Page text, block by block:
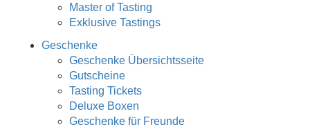
Master of Tasting
Exklusive Tastings
Geschenke
Geschenke Übersichtsseite
Gutscheine
Tasting Tickets
Deluxe Boxen
Geschenke für Freunde